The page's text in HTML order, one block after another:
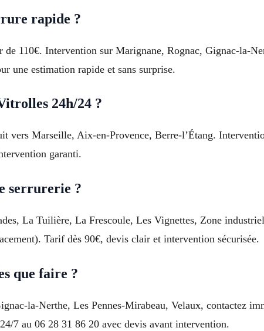
rapide ?
110€. Intervention sur Marignane, Rognac, Gignac-la-
une estimation rapide et sans surprise.
24h/24 ?
vers Marseille, Aix-en-Provence, Berre-l’Étang.
garanti.
serrurerie ?
La Tuilière, La Frescoule, Les Vignettes, Zone
Tarif dès 90€, devis clair et intervention sécurisée.
que faire ?
la-Nerthe, Les Pennes-Mirabeau, Velaux, contactez
7 au 06 28 31 86 20 avec devis avant intervention.